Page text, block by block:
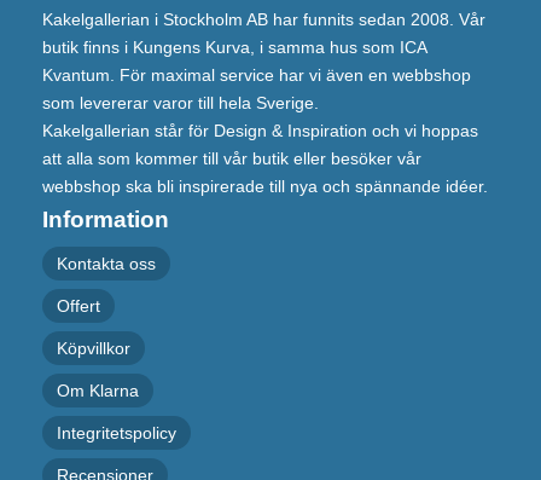
Kakelgallerian i Stockholm AB har funnits sedan 2008. Vår
butik finns i Kungens Kurva, i samma hus som ICA
Kvantum. För maximal service har vi även en webbshop
som levererar varor till hela Sverige.
Kakelgallerian står för Design & Inspiration och vi hoppas
att alla som kommer till vår butik eller besöker vår
webbshop ska bli inspirerade till nya och spännande idéer.
Information
Kontakta oss
Offert
Köpvillkor
Om Klarna
Integritetspolicy
Recensioner